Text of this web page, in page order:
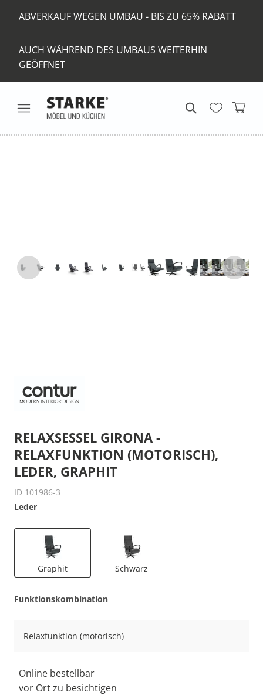
ABVERKAUF WEGEN UMBAU - BIS ZU 65% RABATT
AUCH WÄHREND DES UMBAUS WEITERHIN
GEÖFFNET
RELAXSESSEL GIRONA -
RELAXFUNKTION (MOTORISCH),
LEDER, GRAPHIT
ID 101986-3
Leder
Graphit Schwarz
Funktionskombination
Relaxfunktion (motorisch)
Online bestellbar
vor Ort zu besichtigen